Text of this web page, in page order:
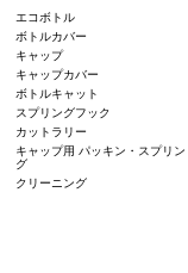
エコボトル
ボトルカバー
キャップ
キャップカバー
ボトルキャット
スプリングフック
カットラリー
キャップ用 パッキン・スプリン
グ
クリーニング